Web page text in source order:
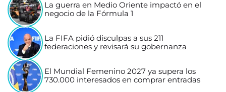
La guerra en Medio Oriente impactó en el
negocio de la Fórmula 1
La FIFA pidió disculpas a sus 211
federaciones y revisará su gobernanza
El Mundial Femenino 2027 ya supera los
730.000 interesados en comprar entradas